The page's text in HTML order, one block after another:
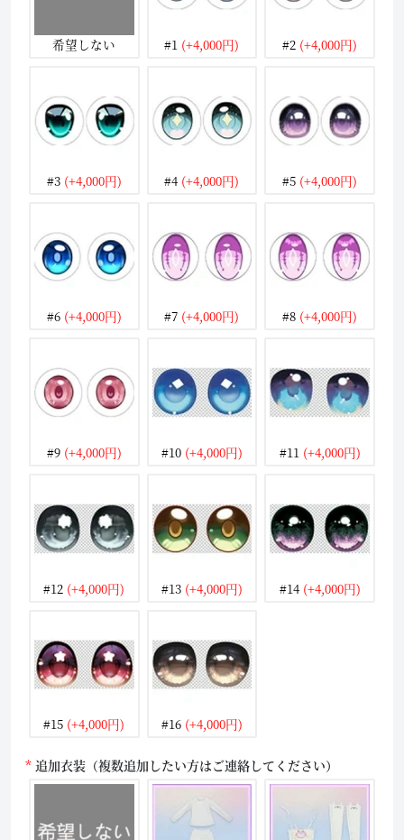
希望しない #1 (+4,000円) #2 (+4,000円)
#3(+4,000円) #4 (+4,000円) #5 (+4,000円)
#6(+4,000円) #7 (+4,000円) #8 (+4,000円)
#9(+4,000円) #10(+4,000円) #11(+4,000円)
#12 (+4,000円) #13(+4,000円) #14(+4,000円)
#15 (+4,000円) #16(+4,000円)
追加衣装（複数追加したい方はご連絡してください）